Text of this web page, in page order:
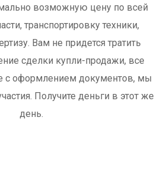
возможную цену по всей
транспортировку техники,
Вам не придется тратить
сделки купли-продажи, все
с оформлением документов, мы
Получите деньги в этот же
день.